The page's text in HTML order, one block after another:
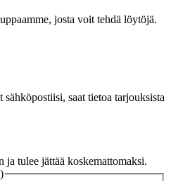
josta voit tehdä löytöjä.
saat tietoa tarjouksista
tulee jättää koskemattomaksi.